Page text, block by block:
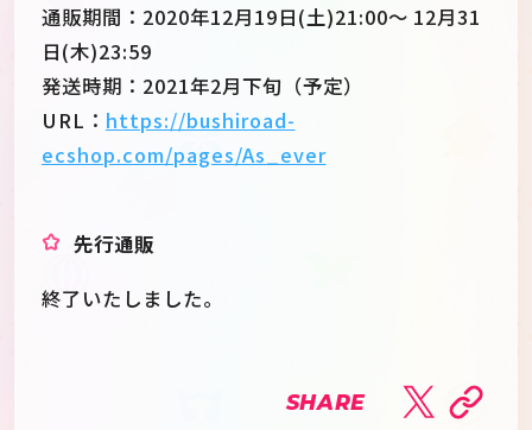
通販期間：2020年12月19日(土)21:00～ 12月31
日(木)23:59
発送時期：2021年2月下旬（予定）
URL： https://bushiroad-
ecshop.com/pages/As_ever
先行通販
終了いたしました。
SHARE